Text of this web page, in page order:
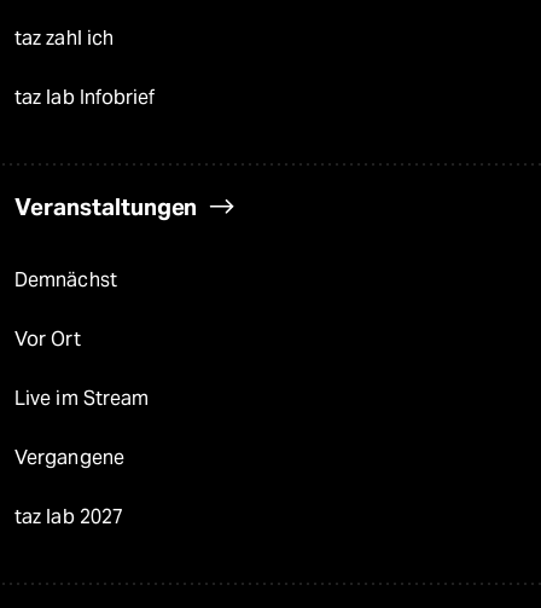
taz zahl ich
taz lab Infobrief
Veranstaltungen
Demnächst
Vor Ort
Live im Stream
Vergangene
taz lab 2027